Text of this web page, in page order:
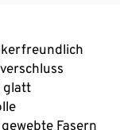
glatt
Fasern